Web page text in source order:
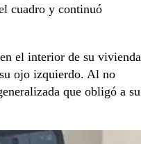
cuadro y continuó
el interior de su
ojo izquierdo. Al no
que obligó a su